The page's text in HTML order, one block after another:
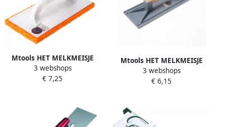
Mtools HET MELKMEISJE
Schuurbord kunst. beleg -
grof 280x140 |
3 webshops
€ 7,25
Mtools HET MELKMEISJE
Schuurbord kunststof Italia
440x150 mm |
3 webshops
€ 6,15